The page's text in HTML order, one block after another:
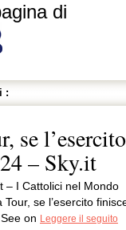
di
:
se l’esercito
– Sky.it
– I Cattolici nel Mondo
se l’esercito
on Leggere il seguito